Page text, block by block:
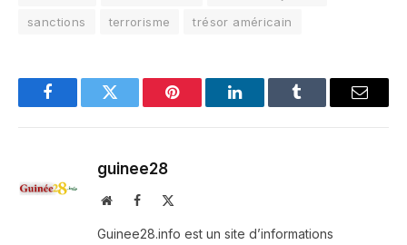
sanctions
terrorisme trésor américain
FacebookTwitter Pinterest LinkedInTumblr Email
guinee28
WebsiteFacebook
Guinee28.info est un site d’informations